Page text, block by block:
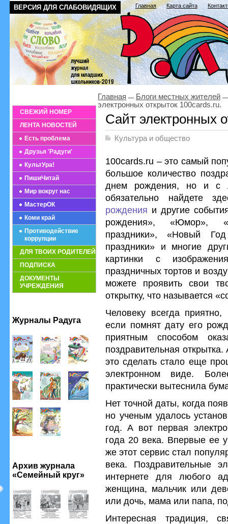
ВЕРСИЯ ДЛЯ СЛАБОВИДЯЩИХ Главная Карта сайта
СВЕЖИЙ НОМЕР
ЛЕНТА НОВОСТЕЙ
Есть проблема
Друзья 'Радуги'
КультУра!
ПишиЧитай
Мир вокруг нас
МастерОК
Коми край
Противодействие
коррупции
ДЛЯ ТВОИХ РОДИТЕЛЕЙ
ПОДПИСКА
ДОКУМЕНТЫ
УЧРЕЖДЕНИЯ
Журналы Радуга
Архив журнала
«Семейный круг»
Главная
Блоги местных жителей
электронных открыток 100cards.ru.
Сайт электронных
Культура и общество
100cards.ru – это самый
большое количество
днем рождения, но и с
обязательно найдете
рождения и другие
рождения», «Юмор»,
праздники», «Новый
праздники» и многие
картинки с
праздничных тортов и
можете проявить свои
открытку, что называется
Человеку всегда
если помнят дату его
приятным способом
поздравительная
это сделать стало еще
электронном виде.
практически вытеснила
Нет точной даты, когда
но ученым удалось
год. А вот первая
года 20 века. Впервые ее
же этот сервис стал
века. Поздравительные
интернете для любого
женщина, мальчик или
или дочь, мама или папа,
Интересная традиция,